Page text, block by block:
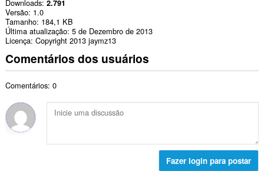
Downloads 2.791
Versão 1.0
Tamanho 184,1 KB
Última atualização 5 de Dezembro de 2013
Licença Copyright 2013 jaymz13
Comentários dos usuários
Comentários: 0
Fazer login para postar